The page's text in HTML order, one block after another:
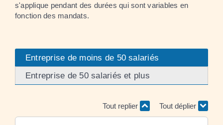
s'applique pendant des durées qui sont variables en
fonction des mandats.
Entreprise de moins de 50 salariés
Entreprise de 50 salariés et plus
Tout replier Tout déplier